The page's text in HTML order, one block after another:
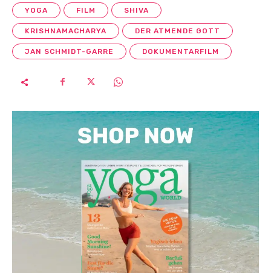
YOGA FILM SHIVA
KRISHNAMACHARYA DER ATMENDE GOTT
JAN SCHMIDT-GARRE DOKUMENTARFILM